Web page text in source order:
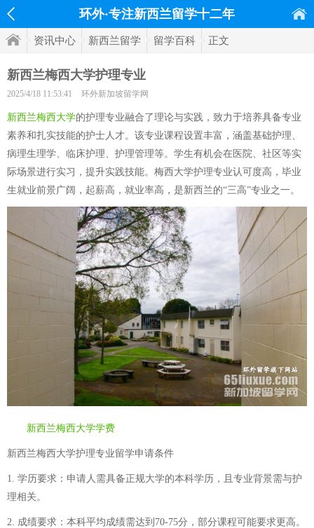
环外·专注新西兰留学十二年
资讯中心 新西兰留学 留学百科 正文
新西兰梅西大学护理专业
2025/4/18 11:53:41 环外新加坡留学网
新西兰梅西大学的护理专业融合了理论与实践，致力于培养具备专业
素养和扎实技能的护士人才。该专业课程设置丰富，涵盖基础护理、
病理生理学、临床护理、护理管理等。学生有机会在医院、社区等实
际场景进行实习，提升实践技能。梅西大学护理专业认可度高，毕业
生就业前景广阔，起薪高，就业率高，是新西兰的“三高”专业之一。
新西兰梅西大学学费
新西兰梅西大学护理专业留学申请条件
1. 学历要求：申请人需具备正规大学的本科学历，且专业背景需与护
理相关。
2. 成绩要求：本科平均成绩需达到70-75分，部分课程可能要求更高。